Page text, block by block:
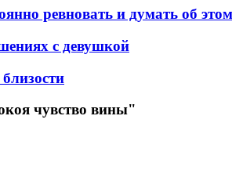
ревновать и думать об этом
с девушкой
чувство вины"